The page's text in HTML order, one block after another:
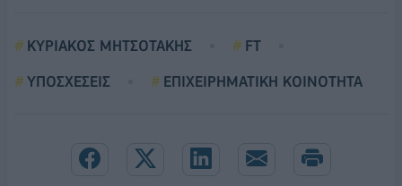
ΚΥΡΙΑΚΟΣ ΜΗΤΣΟΤΑΚΗΣ
FT
ΥΠΟΣΧΕΣΕΙΣ
ΕΠΙΧΕΙΡΗΜΑΤΙΚΗ ΚΟΙΝΟΤΗΤΑ